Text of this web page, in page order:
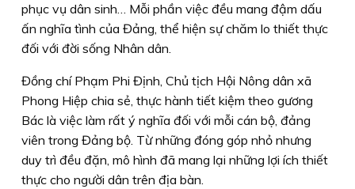
phục vụ dân sinh… Mỗi phần việc đều mang đậm dấu
ấn nghĩa tình của Đảng, thể hiện sự chăm lo thiết thực
đối với đời sống Nhân dân.
Đồng chí Phạm Phi Định, Chủ tịch Hội Nông dân xã
Phong Hiệp chia sẻ, thực hành tiết kiệm theo gương
Bác là việc làm rất ý nghĩa đối với mỗi cán bộ, đảng
viên trong Đảng bộ. Từ những đóng góp nhỏ nhưng
duy trì đều đặn, mô hình đã mang lại những lợi ích thiết
thực cho người dân trên địa bàn.